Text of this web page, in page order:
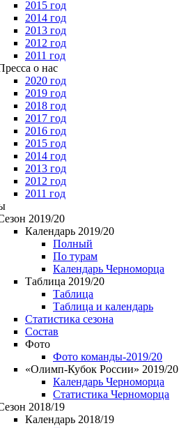
2015 год
2014 год
2013 год
2012 год
2011 год
о нас
2020 год
2019 год
2018 год
2017 год
2016 год
2015 год
2014 год
2013 год
2012 год
2011 год
2019/20
Календарь 2019/20
Полный
По турам
Календарь Черноморца
Таблица 2019/20
Таблица
Таблица и календарь
Статистика сезона
Состав
Фото
Фото команды-2019/20
«Олимп-Кубок России» 2019/20
Календарь Черноморца
Статистика Черноморца
2018/19
Календарь 2018/19